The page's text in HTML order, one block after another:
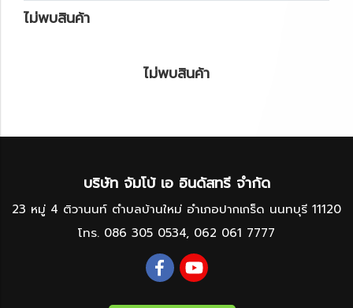
ไม่พบสินค้า
ไม่พบสินค้า
บริษัท จัมโบ้ เอ อินดัสทรี จำกัด
23 หมู่ 4 ติวานนท์ ตำบลบ้านใหม่ อำเภอปากเกร็ด นนทบุรี 11120
โทร. 086 305 0534, 062 061 7777